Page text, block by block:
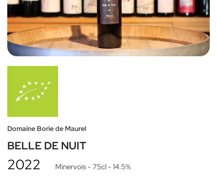
Domaine Borie de Maurel
BELLE DE NUIT
2022 Minervois- 75cl - 14.5%